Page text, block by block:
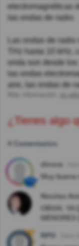
electromagnéticas
las ondas de radio.
Las ondas de
THz hasta 10
onda son desde
las ondas
aire, las ondas de
¿Tienes algo
4 Comentarios
dinora
Muy buena
Nicolas
OBVIA;
MENORES
RPO